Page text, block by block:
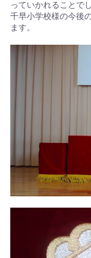
っていかれることで
千早小学校様の今後
ます。